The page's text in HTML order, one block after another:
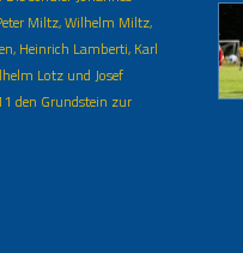
Miltz, Wilhelm Miltz,
Heinrich Lamberti, Karl
Lotz und Josef
den Grundstein zur